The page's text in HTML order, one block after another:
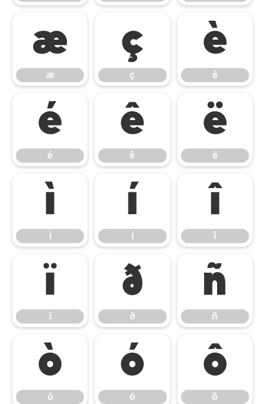
æ
æ
ç
ç
è
è
é
é
ê
ê
ë
ë
ì
ì
í
í
î
î
ï
ï
ð
ð
ñ
ñ
ò
ò
ó
ó
ô
ô